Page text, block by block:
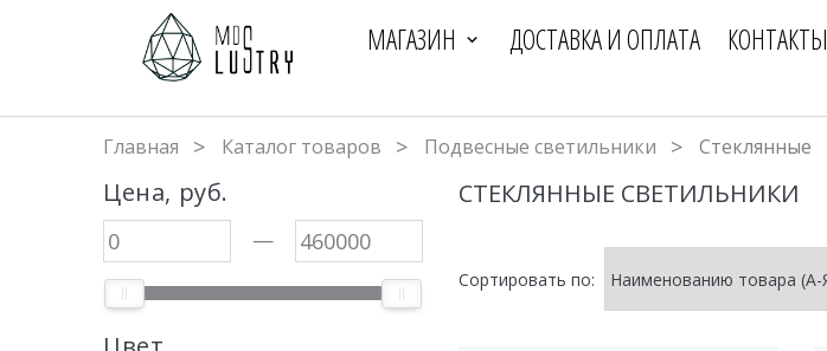
МАГАЗИН ДОСТАВКА И ОПЛАТА КОНТАКТЫ
Главная Каталог товаров Подвесные светильники Стеклянные
Цена, руб.
—
СТЕКЛЯННЫЕ СВЕТИЛЬНИКИ
Сортировать по: